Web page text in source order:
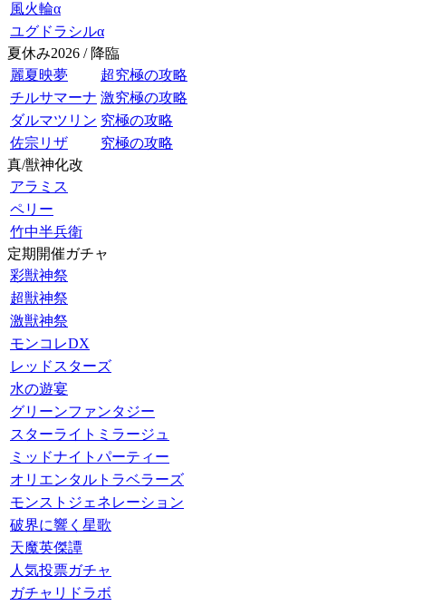
風火輪α
ユグドラシルα
夏休み2026 / 降臨
麗夏映夢
超究極の攻略
チルサマーナ 激究極の攻略
ダルマツリン 究極の攻略
佐宗リザ
究極の攻略
真/獣神化改
アラミス
ペリー
竹中半兵衛
定期開催ガチャ
彩獣神祭
超獣神祭
激獣神祭
モンコレDX
レッドスターズ
水の遊宴
グリーンファンタジー
スターライトミラージュ
ミッドナイトパーティー
オリエンタルトラベラーズ
モンストジェネレーション
破界に響く星歌
天魔英傑譚
人気投票ガチャ
ガチャリドラボ